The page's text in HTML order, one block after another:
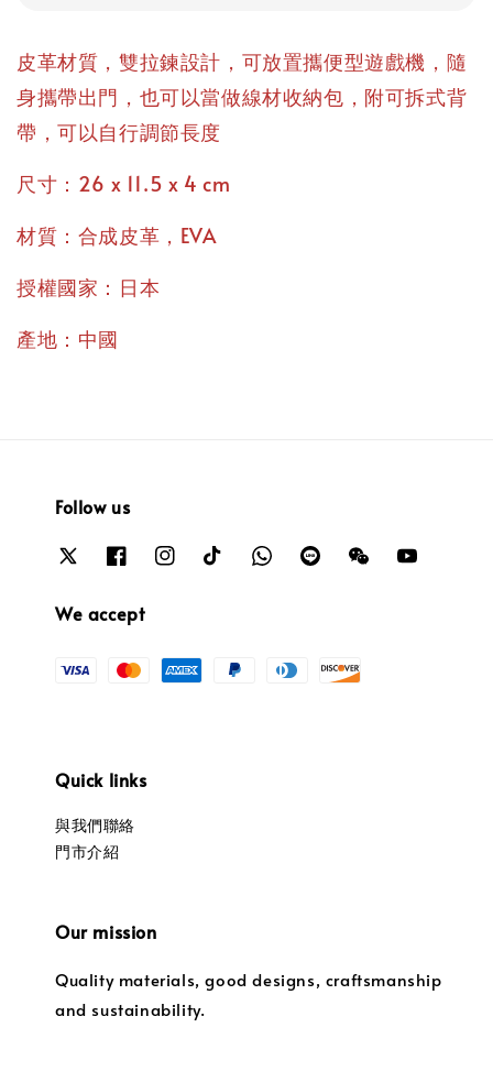
皮革材質，雙拉鍊設計，可放置攜便型遊戲機，隨
身攜帶出門，也可以當做線材收納包，附可拆式背
帶，可以自行調節長度
尺寸：26 x 11.5 x 4 cm
材質：合成皮革，EVA
授權國家：日本
產地：中國
Follow us
We accept
Quick links
與我們聯絡
門市介紹
Our mission
Quality materials, good designs, craftsmanship
and sustainability.